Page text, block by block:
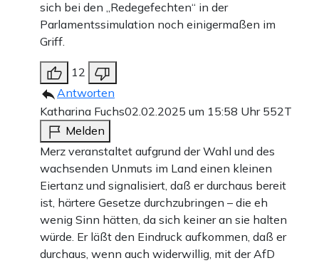
sich bei den „Redegefechten“ in der
Parlamentssimulation noch einigermaßen im
Griff.
12
Antworten
Katharina Fuchs02.02.2025 um 15:58 Uhr 552T
Melden
Merz veranstaltet aufgrund der Wahl und des
wachsenden Unmuts im Land einen kleinen
Eiertanz und signalisiert, daß er durchaus bereit
ist, härtere Gesetze durchzubringen – die eh
wenig Sinn hätten, da sich keiner an sie halten
würde. Er läßt den Eindruck aufkommen, daß er
durchaus, wenn auch widerwillig, mit der AfD